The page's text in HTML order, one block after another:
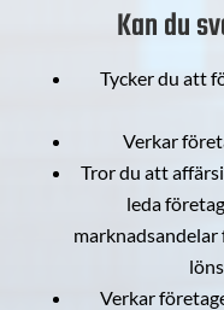
Kan du
Tycker du att
Verkar
Tror du att
leda
Verkar